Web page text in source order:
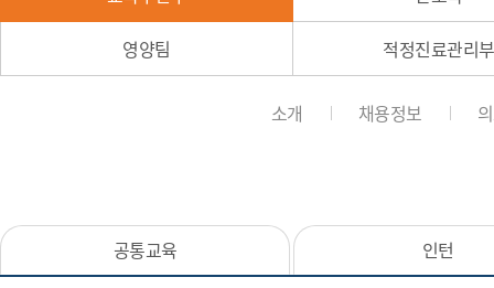
영양팀 적정진료관리부
소개 채용정보
공통교육 인턴